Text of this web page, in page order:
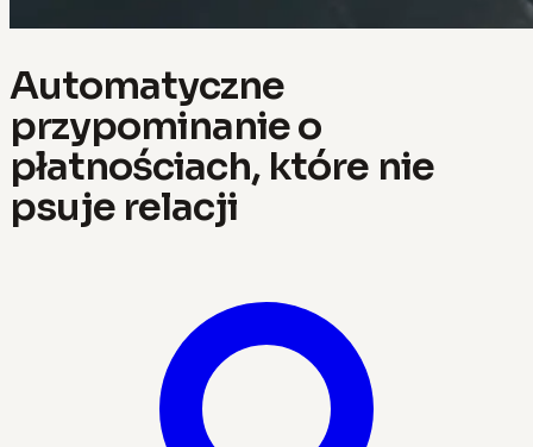
Automatyczne
przypominanie o
płatnościach, które nie
psuje relacji